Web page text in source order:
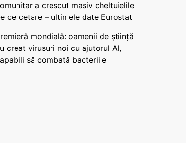
a crescut masiv cheltuielile
cercetare – ultimele date Eurostat
mondială: oamenii de știință
creat virusuri noi cu ajutorul AI,
să combată bacteriile